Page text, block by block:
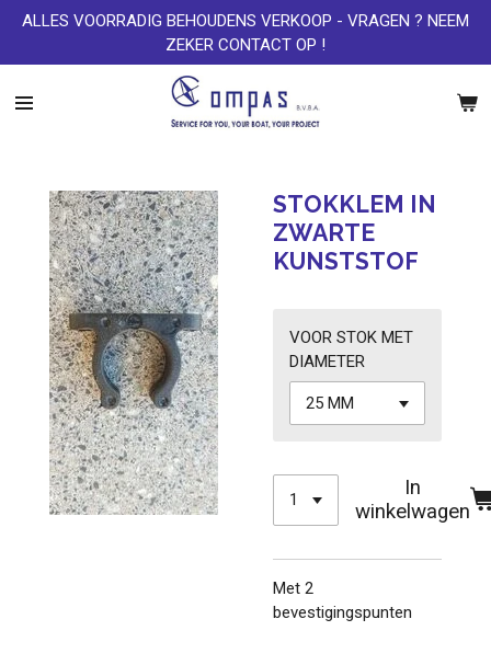
Ga
naar
de
ALLES VOORRADIG BEHOUDENS VERKOOP - VRAGEN ? NEEM
ZEKER CONTACT OP !
STOKKLEM IN
ZWARTE
KUNSTSTOF
VOOR STOK MET
DIAMETER
In
winkelwagen
Met 2
bevestigingspunten